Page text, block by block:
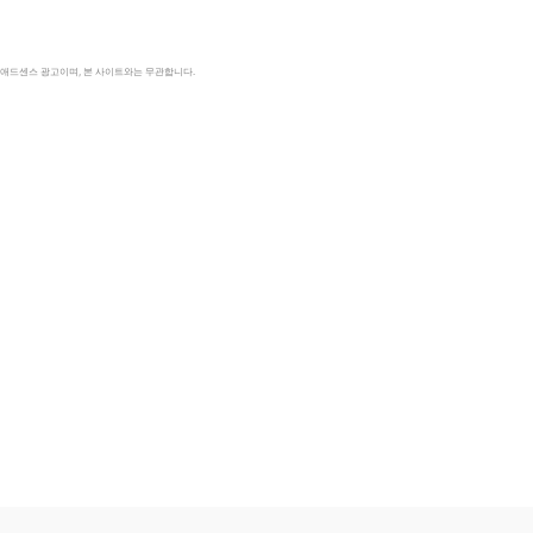
드센스 광고이며, 본 사이트와는 무관합니다.